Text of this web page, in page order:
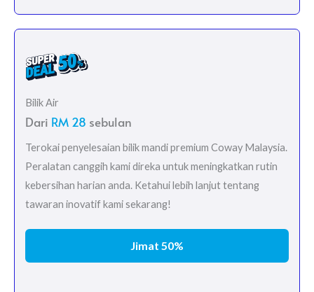
Bilik Air
Dari RM 28 sebulan
Terokai penyelesaian bilik mandi premium Coway Malaysia.
Peralatan canggih kami direka untuk meningkatkan rutin
kebersihan harian anda. Ketahui lebih lanjut tentang
tawaran inovatif kami sekarang!
Jimat 50%